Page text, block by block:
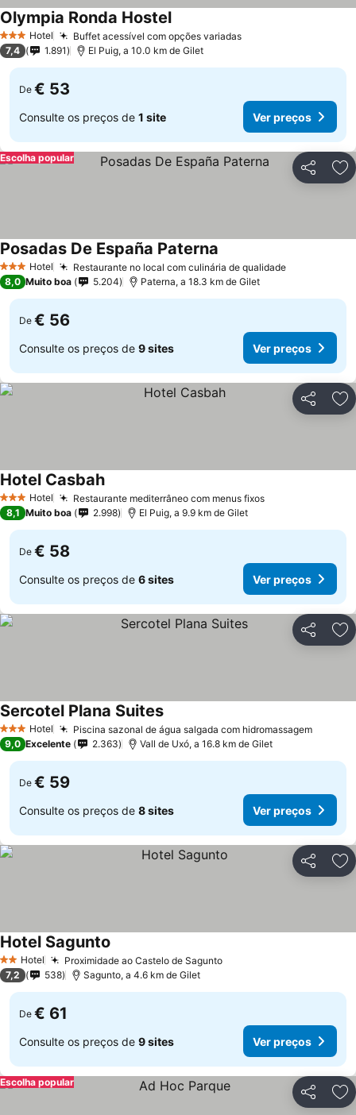
3 EstrelasHotel Buffet acessível com opções variadas
Olympia Ronda Hostel
7,4 1.891 El Puig, a 10.0 km de Gilet
De € 53
Consulte os preços de 1 site Ver preços
Partilhar
Escolha popular
3 EstrelasHotel Restaurante no local com culinária de qualidade
Posadas De España Paterna
8,0 Muito boa 5.204 Paterna, a 18.3 km de Gilet
De € 56
Consulte os preços de 9 sites Ver preços
Partilhar
3 EstrelasHotel Restaurante mediterrâneo com menus fixos
Hotel Casbah
8,1 Muito boa 2.998 El Puig, a 9.9 km de Gilet
De € 58
Consulte os preços de 6 sites Ver preços
Partilhar
3 EstrelasHotel Piscina sazonal de água salgada com hidromassagem
Sercotel Plana Suites
9,0 Excelente 2.363 Vall de Uxó, a 16.8 km de Gilet
De € 59
Consulte os preços de 8 sites Ver preços
Partilhar
2 Estrelas
Hotel Proximidade ao Castelo de Sagunto
Hotel Sagunto
7,2 538 Sagunto, a 4.6 km de Gilet
De € 61
Consulte os preços de 9 sites Ver preços
Partilhar
Escolha popular